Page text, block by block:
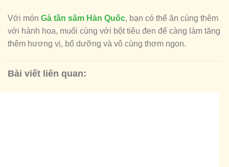
Với món Gà tần sâm Hàn Quốc, bạn có thể ăn cùng thêm
với hành hoa, muối cùng với bột tiêu đen để càng làm tăng
thêm hương vị, bổ dưỡng và vô cùng thơm ngon.
Bài viết liên quan: